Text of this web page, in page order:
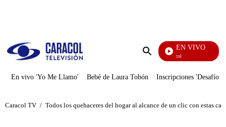
Enviar
EN VIVO
Noticias Caracol
En vivo 'Yo Me Llamo' Bebé de Laura Tobón Inscripciones 'Desafío'
Caracol TV / Todos los quehaceres del hogar al alcance de un clic con estas